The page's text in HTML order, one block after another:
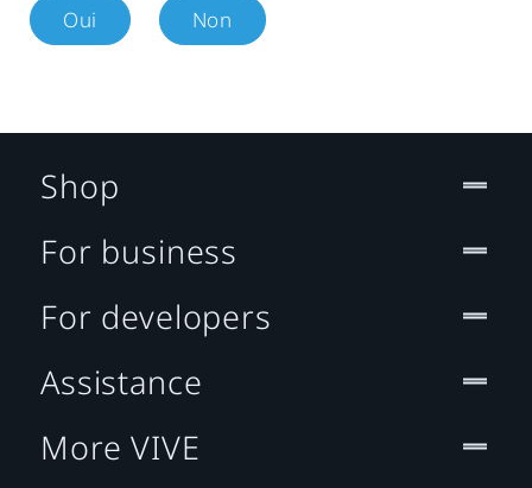
Oui Non
Shop
For business
For developers
Assistance
More VIVE